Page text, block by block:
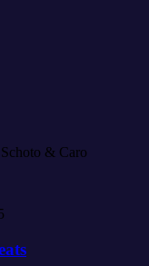
& Caro